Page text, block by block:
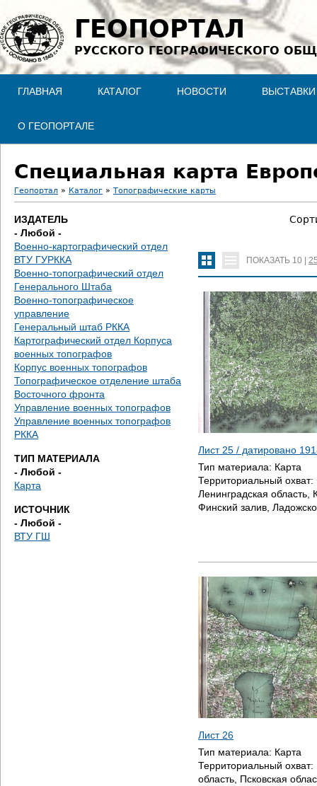
Jump to navigation
ГЕОПОРТАЛ
РУССКОГО ГЕОГРАФИЧЕСКОГО
ГЛАВНАЯ КАТАЛОГ НОВОСТИ ВЫСТАВКИ
О ГЕОПОРТАЛЕ
Специальная карта
В
ы
з
д
е
с
ь
Геопортал » Каталог » Топографические карты
ИЗДАТЕЛЬ
- Любой -
Военно-картографический отдел
ВТУ ГУРККА
Военно-топографический отдел
Генерального Штаба
Военно-топографическое
управление
Генеральный штаб РККА
Картографический отдел Корпуса
военных топографов
Корпус военных топографов
Топографическое отделение штаба
Восточного фронта
Управление военных топографов
Управление военных топографов
РККА
ТИП МАТЕРИАЛА
- Любой -
Карта
ИСТОЧНИК
- Любой -
ВТУ ГШ
ПОКАЗАТЬ 10
Лист 25 / датировано
Тип материала: Карта
Территориальный охват:
Ленинградская область,
Финский залив,
Лист 26
Тип материала: Карта
Территориальный охват:
область, Псковская